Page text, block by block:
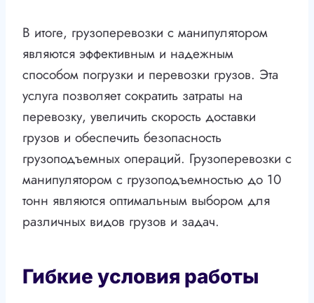
В итоге, грузоперевозки с манипулятором
являются эффективным и надежным
способом погрузки и перевозки грузов. Эта
услуга позволяет сократить затраты на
перевозку, увеличить скорость доставки
грузов и обеспечить безопасность
грузоподъемных операций. Грузоперевозки с
манипулятором с грузоподъемностью до 10
тонн являются оптимальным выбором для
различных видов грузов и задач.
Гибкие условия работы